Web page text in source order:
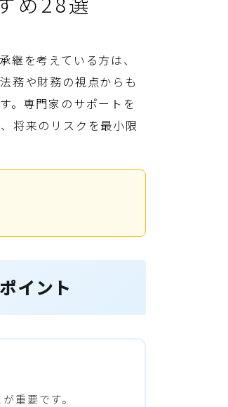
を考えている方は、
務や財務の視点からも
。専門家のサポートを
将来のリスクを最小限
イント
重要です。